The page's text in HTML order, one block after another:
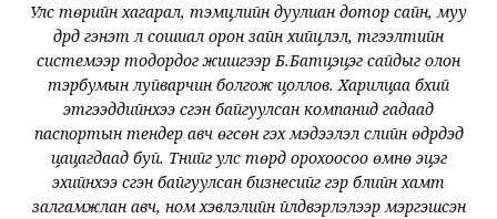
Улс төрийн хагарал, тэмцлийн дуулиан дотор сайн, муу
дүрүүд гэнэт л сошиал орон зайн хийцлэл, түгээлтийн
системээр тодордог жишгээр Б.Батцэцэг сайдыг олон
тэрбумын луйварчин болгож цоллов. Харилцаа бүхий
этгээдүүдийнхээ үүсгэн байгуулсан компанид гадаад
паспортын тендер авч өгсөн гэх мэдээлэл сүүлийн өдрүүдэд
цацагдаад буй. Түүнийг улс төрд орохоосоо өмнө эцэг
эхийнхээ үүсгэн байгуулсан бизнесийг гэр бүлийн хамт
залгамжлан авч, ном хэвлэлийн үйлдвэрлэлээр мэргэшсэн